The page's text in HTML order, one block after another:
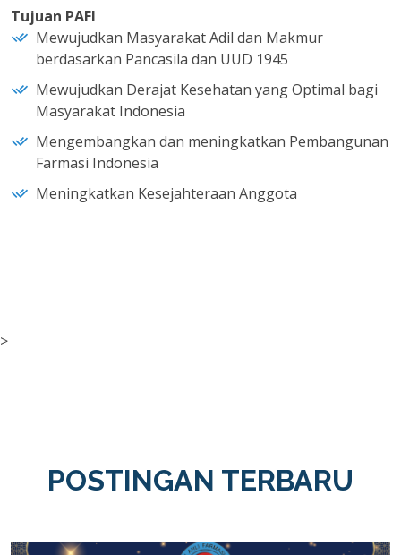
Tujuan PAFI
Mewujudkan Masyarakat Adil dan Makmur
berdasarkan Pancasila dan UUD 1945
Mewujudkan Derajat Kesehatan yang Optimal bagi
Masyarakat Indonesia
Mengembangkan dan meningkatkan Pembangunan
Farmasi Indonesia
Meningkatkan Kesejahteraan Anggota
>
POSTINGAN TERBARU